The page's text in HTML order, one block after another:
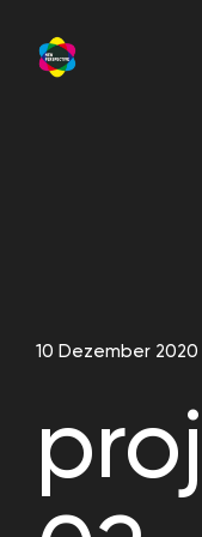
10 Dezember 2020